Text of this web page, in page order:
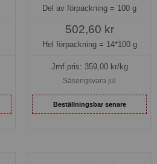
Del av förpackning = 100 g
502,60 kr
Hel förpackning = 14*100 g
Jmf.pris: 359,00kr/kg
Säsongsvara jul
Beställningsbar senare